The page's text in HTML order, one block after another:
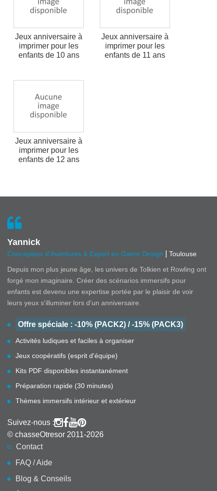
Jeux anniversaire à
imprimer pour les
enfants de 10 ans
Jeux anniversaire à
imprimer pour les
enfants de 11 ans
Jeux anniversaire à
imprimer pour les
enfants de 12 ans
Yannick
Concepteur d'Aventures & Expert en Game Design
Toulouse
Depuis mon plus jeune âge, les univers de Tolkien et Rowling ont
forgé mon imaginaire. Créer des scénarios immersifs pour
enfants est devenu une expertise portée par le plaisir de voir
leurs yeux s'illuminer lors d'un anniversaire.
Offre spéciale : -10% (PACK2) / -15% (PACK3)
Activités ludiques et faciles à organiser
Jeux coopératifs (esprit d'équipe)
Kits PDF disponibles instantanément
Préparation rapide (30 minutes)
Thèmes immersifs intérieur et extérieur
Suivez-nous :
© chasseOtresor 2011-2026
Contact
FAQ / Aide
Blog & Conseils